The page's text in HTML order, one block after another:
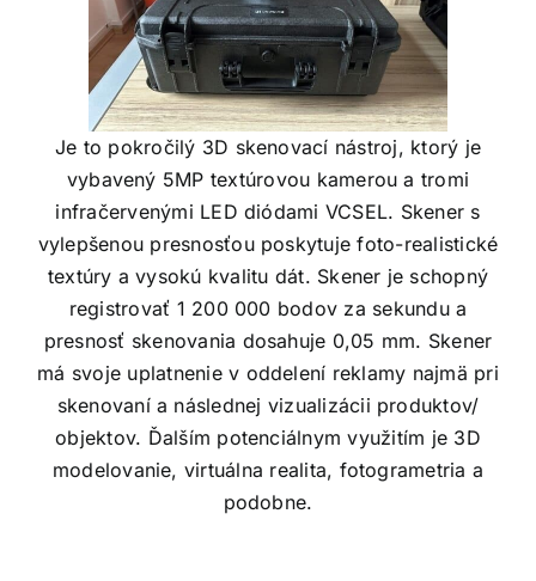
Je to pokročilý 3D skenovací nástroj, ktorý je
vybavený 5MP textúrovou kamerou a tromi
infračervenými LED diódami VCSEL. Skener s
vylepšenou presnosťou poskytuje foto-realistické
textúry a vysokú kvalitu dát. Skener je schopný
registrovať 1 200 000 bodov za sekundu a
presnosť skenovania dosahuje 0,05 mm. Skener
má svoje uplatnenie v oddelení reklamy najmä pri
skenovaní a následnej vizualizácii produktov/
objektov. Ďalším potenciálnym využitím je 3D
modelovanie, virtuálna realita, fotogrametria a
podobne.